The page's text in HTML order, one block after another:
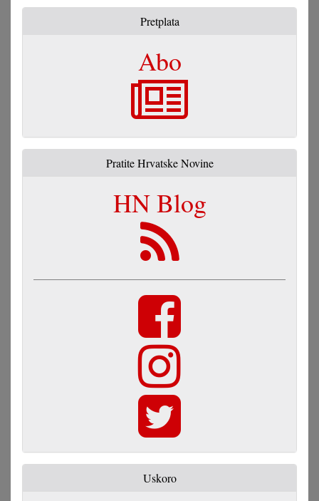
Pretplata
Abo
Pratite Hrvatske Novine
HN Blog
Uskoro